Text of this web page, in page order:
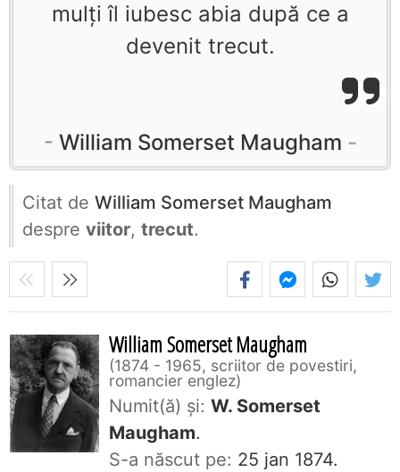
mulţi îl iubesc abia după ce a
devenit trecut.
William Somerset Maugham
Citat de William Somerset Maugham
despre viitor, trecut.
William Somerset Maugham
1874 - 1965, scriitor de povestiri,
romancier englez
Numit(ă) și: W. Somerset
Maugham.
S-a născut pe: 25 jan 1874.